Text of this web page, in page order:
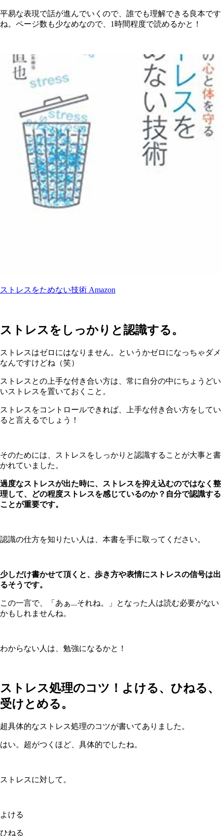
平易な表現で話が進んでいくので、誰でも理解できる良本です
ね。ページ数も少なめなので、1時間程度で読めるかと！
ストレスをためない技術 Amazon
ストレスをしっかりと認識する。
ストレスはゼロにはなりません。というかゼロになっちゃダメ
なんですけどね（笑）
ストレスとの上手な付き合い方は、常に自分の中にちょうどい
いストレスを置いておくこと。
ストレスをコントロールできれば、上手な付き合い方をしてい
ると言えるでしょう！
そのためには、ストレスをしっかりと認識することが大事と書
かれていました。
過度なストレスが出た時に、ストレスを抑え込むのではなく整
理して、どの程度ストレスを感じているのか？自分で認識する
ことが重要です。
認識の仕方を知りたい人は、本書を手に取ってください。
少しだけ書かせて頂くと、歩き方や表情にストレスの信号は出
るそうです。
この一言で、「あぁ...それね。」となった人は読む必要がない
かもしれませんね。
わからない人は、勉強になるかと！
ストレス処理のコツ！よける、ひねる、
受けとめる。
超具体的なストレス処理のコツが書いてありました。
はい。超がつくほど、具体的でしたね。
ストレスに対して。
よける
ひねる